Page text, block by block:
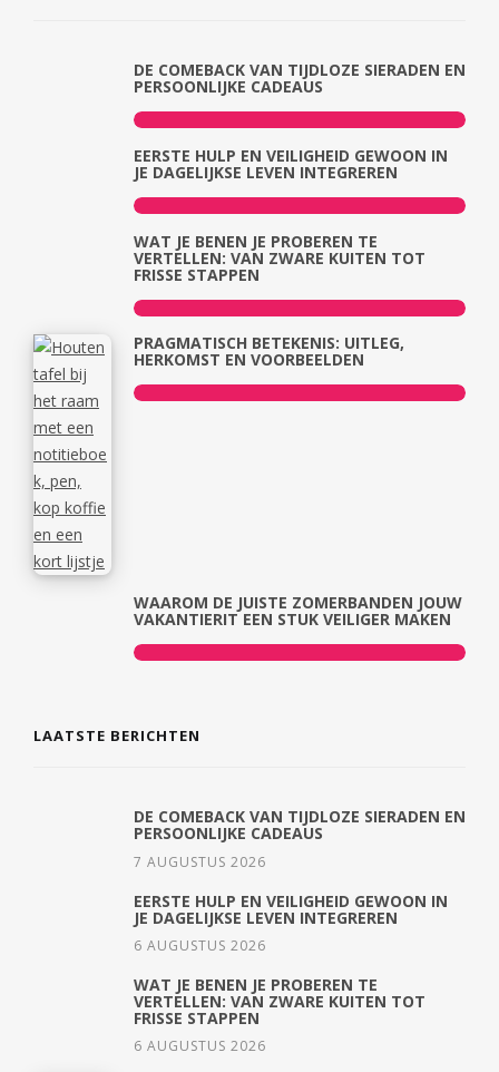
DE COMEBACK VAN TIJDLOZE SIERADEN EN
PERSOONLIJKE CADEAUS
EERSTE HULP EN VEILIGHEID GEWOON IN
JE DAGELIJKSE LEVEN INTEGREREN
WAT JE BENEN JE PROBEREN TE
VERTELLEN: VAN ZWARE KUITEN TOT
FRISSE STAPPEN
PRAGMATISCH BETEKENIS: UITLEG,
HERKOMST EN VOORBEELDEN
WAAROM DE JUISTE ZOMERBANDEN JOUW
VAKANTIERIT EEN STUK VEILIGER MAKEN
LAATSTE BERICHTEN
DE COMEBACK VAN TIJDLOZE SIERADEN EN
PERSOONLIJKE CADEAUS
7 AUGUSTUS 2026
EERSTE HULP EN VEILIGHEID GEWOON IN
JE DAGELIJKSE LEVEN INTEGREREN
6 AUGUSTUS 2026
WAT JE BENEN JE PROBEREN TE
VERTELLEN: VAN ZWARE KUITEN TOT
FRISSE STAPPEN
6 AUGUSTUS 2026